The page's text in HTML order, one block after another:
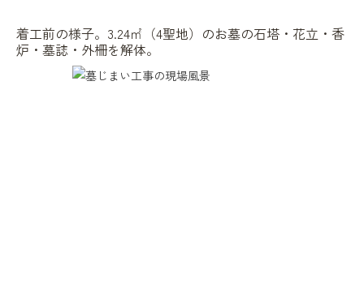
着工前の様子。3.24㎡（4聖地）のお墓の石塔・花立・香
炉・墓誌・外柵を解体。